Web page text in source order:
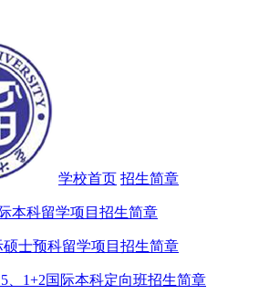
学校首页 招生简章
本科留学项目招生简章
士预科留学项目招生简章
、1+2国际本科定向班招生简章